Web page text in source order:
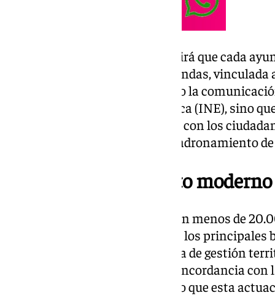
El nuevo padrón ‘online’ permitirá que cada
de datos actualizada sobre viviendas,
inmueble. Esto facilitará no solo la
Instituto Nacional de Estadística (INE), sino
de las administraciones locales con los
emisión de certificados de empadronamiento
Un empadronamiento moderno
con menos de
ocho de mayor población, serán los
que busca establecer un sistema de gestión
conectado en tiempo real, en concordancia
sentido, Marmolejo ha resaltado que esta